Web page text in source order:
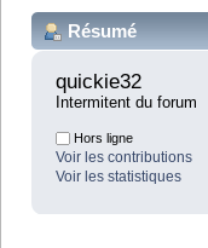
Résumé
quickie32
Intermitent du forum
Hors ligne
Voir les contributions
Voir les statistiques